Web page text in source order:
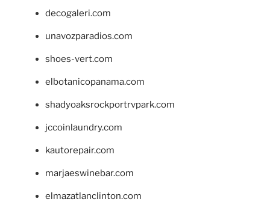
decogaleri.com
unavozparadios.com
shoes-vert.com
elbotanicopanama.com
shadyoaksrockportrvpark.com
jccoinlaundry.com
kautorepair.com
marjaeswinebar.com
elmazatlanclinton.com